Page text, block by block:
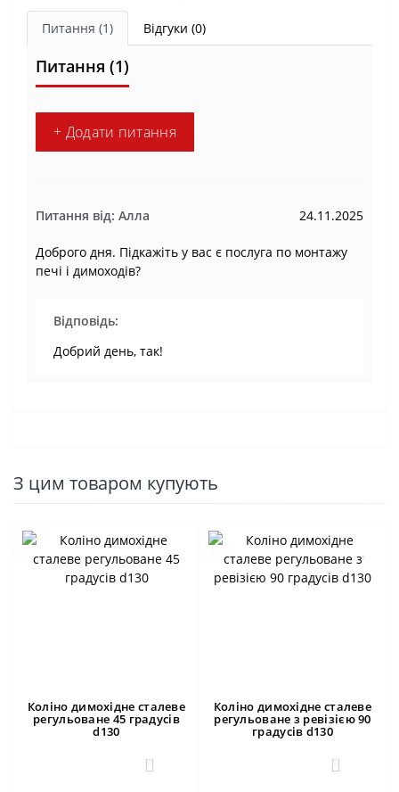
Питання (1) Відгуки (0)
Питання (1)
+ Додати питання
Питання від: Алла 24.11.2025
Доброго дня. Підкажіть у вас є послуга по монтажу
печі і димоходів?
Відповідь:
Добрий день, так!
З цим товаром купують
Коліно димохідне сталеве
регульоване 45 градусів
d130
0
Коліно димохідне сталеве
регульоване з ревізією 90
градусів d130
0